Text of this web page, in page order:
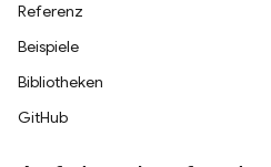
Referenz
Beispiele
Bibliotheken
GitHub